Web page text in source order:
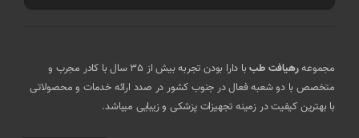
مجموعهرهیافت طب
با دارا بودن تجربه بیش از 35 سال با کادر مجرب و
متخصص با دو شعبه فعال در جنوب کشور در صدد ارائه خدمات و محصولاتی
با بهترین کیفیت در زمینه تجهیزات پزشکی و زیبایی میباشد.